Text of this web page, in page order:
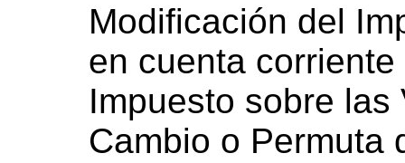
Modificación del
en cuenta
Impuesto sobre las
Cambio o Permuta